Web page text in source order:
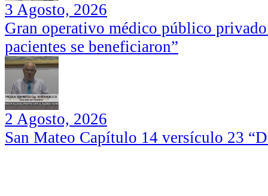
3 Agosto, 2026
Gran operativo médico público
pacientes se beneficiaron”
2 Agosto, 2026
San Mateo Capítulo 14 versículo 23